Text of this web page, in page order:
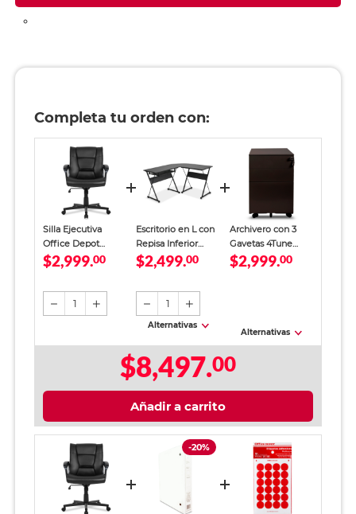
Completa tu orden con:
Silla Ejecutiva
Office Depot
Cuero Vegano
Negro
$2,999.00
1
Escritorio en L con
Repisa Inferior
4Tune Metal Negro
Mate
$2,499.00
1
Alternativas
Archivero con 3
Gavetas 4Tune
Metal Negro
$2,999.00
Alternativas
$8,497.00
Añadir a carrito
-20%